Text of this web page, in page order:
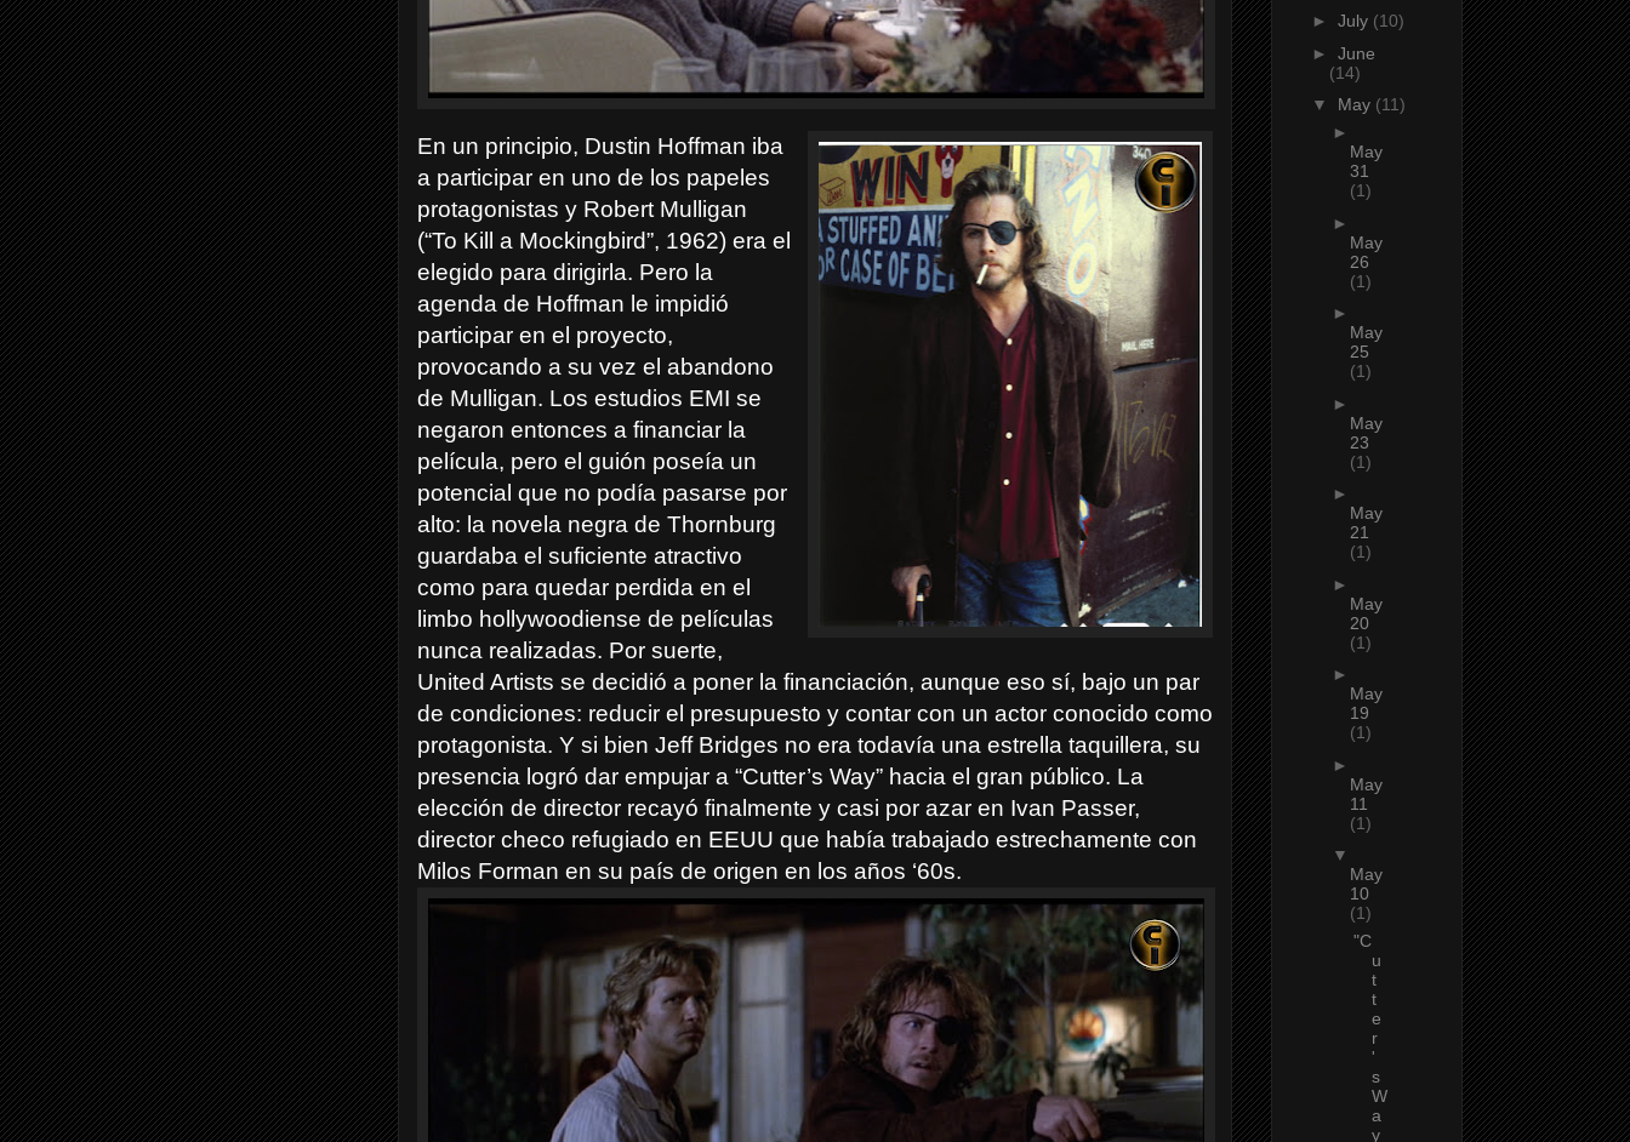
En un principio, Dustin Hoffman iba
a participar en uno de los papeles
protagonistas y Robert Mulligan
(“To Kill a Mockingbird”, 1962) era el
elegido para dirigirla. Pero la
agenda de Hoffman le impidió
participar en el proyecto,
provocando a su vez el abandono
de Mulligan. Los estudios EMI se
negaron entonces a financiar la
película, pero el guión poseía un
potencial que no podía pasarse por
alto: la novela negra de Thornburg
guardaba el suficiente atractivo
como para quedar perdida en el
limbo hollywoodiense de películas
nunca realizadas. Por suerte,
United Artists se decidió a poner la financiación, aunque eso sí, bajo un par
de condiciones: reducir el presupuesto y contar con un actor conocido como
protagonista. Y si bien Jeff Bridges no era todavía una estrella taquillera, su
presencia logró dar empujar a “Cutter’s Way” hacia el gran público. La
elección de director recayó finalmente y casi por azar en Ivan Passer,
director checo refugiado en EEUU que había trabajado estrechamente con
Milos Forman en su país de origen en los años ‘60s.
► July (10)
► June
(14)
▼ May (11)
►
May
31
(1)
►
May
26
(1)
►
May
25
(1)
►
May
23
(1)
►
May
21
(1)
►
May
20
(1)
►
May
19
(1)
►
May
11
(1)
▼
May
10
(1)
"C
u
t
t
e
r
'
s
W
a
y